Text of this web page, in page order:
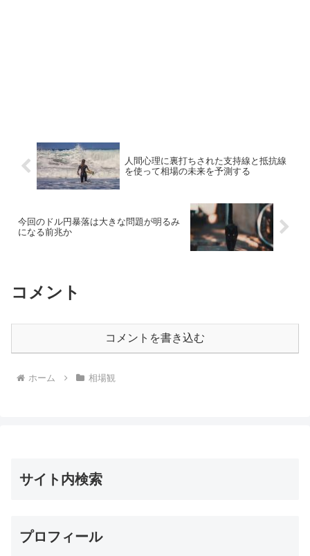
人間心理に裏打ちされた支持線と抵抗線
を使って相場の未来を予測する
今回のドル円暴落は大きな問題が明るみ
になる前兆か
コメント
コメントを書き込む
ホーム 相場観
サイト内検索
プロフィール